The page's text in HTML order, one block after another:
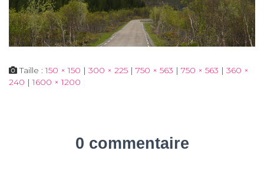
Taille :150 × 150 | 300 × 225 | 750 × 563 | 750 × 563 | 360 ×
240 | 1600 × 1200
0 commentaire